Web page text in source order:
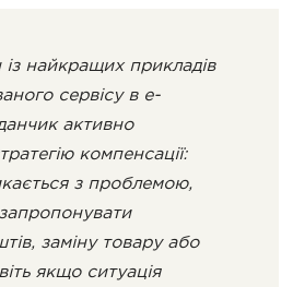
найкращих прикладів
сервісу в e-
активно
компенсації:
з проблемою,
заміну товару або
якщо ситуація